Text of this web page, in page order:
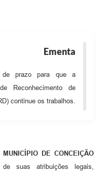
Ementa
de prazo para que a
Reconhecimento de
continue os trabalhos.
DE CONCEIÇÃO
suas atribuições legais,